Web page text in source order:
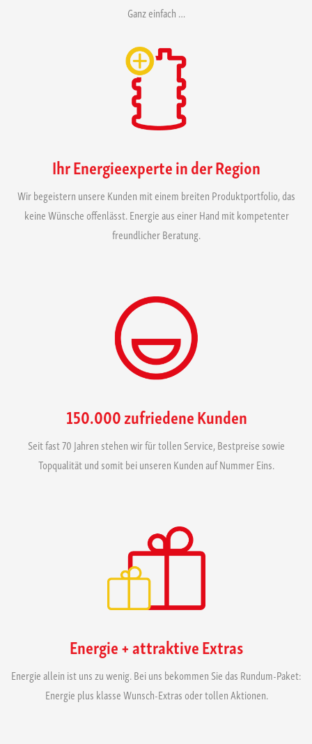
Ganz einfach …
Ihr Energieexperte in der Region
Wir begeistern unsere Kunden mit einem breiten Produktportfolio, das
keine Wünsche offenlässt. Energie aus einer Hand mit kompetenter
freundlicher Beratung.
150.000 zufriedene Kunden
Seit fast 70 Jahren stehen wir für tollen Service, Bestpreise sowie
Topqualität und somit bei unseren Kunden auf Nummer Eins.
Energie + attraktive Extras
Energie allein ist uns zu wenig. Bei uns bekommen Sie das Rundum-Paket:
Energie plus klasse Wunsch-Extras oder tollen Aktionen.